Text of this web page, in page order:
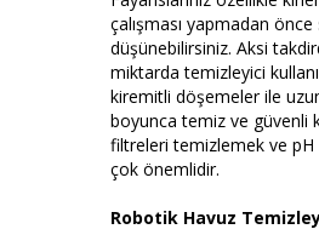
çalışması yapmadan
düşünebilirsiniz. Aksi
miktarda temizleyici
kiremitli döşemeler ile
boyunca temiz ve güvenli
filtreleri temizlemek ve
çok önemlidir.
Robotik Havuz